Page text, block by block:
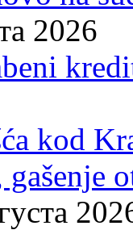
2026
kod